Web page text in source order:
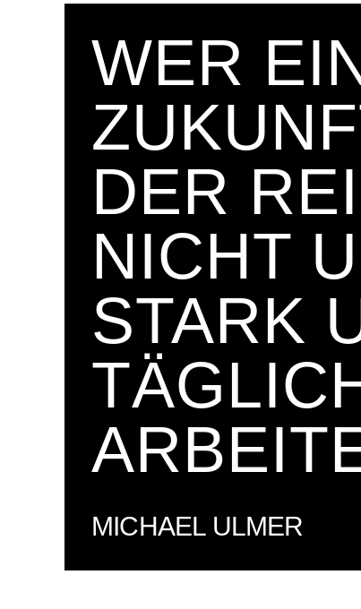
WER
DER
NICHT
STARK
MICHAEL ULMER